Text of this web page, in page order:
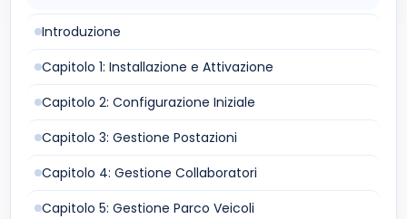
Introduzione
Capitolo 1: Installazione e Attivazione
Capitolo 2: Configurazione Iniziale
Capitolo 3: Gestione Postazioni
Capitolo 4: Gestione Collaboratori
Capitolo 5: Gestione Parco Veicoli